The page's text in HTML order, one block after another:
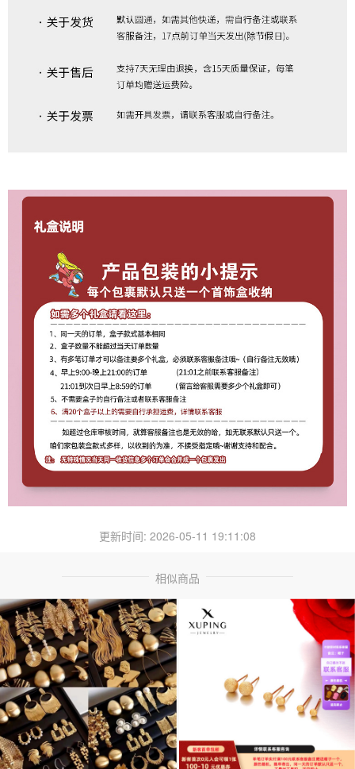
更新时间: 2026-05-11 19:11:08
相似商品